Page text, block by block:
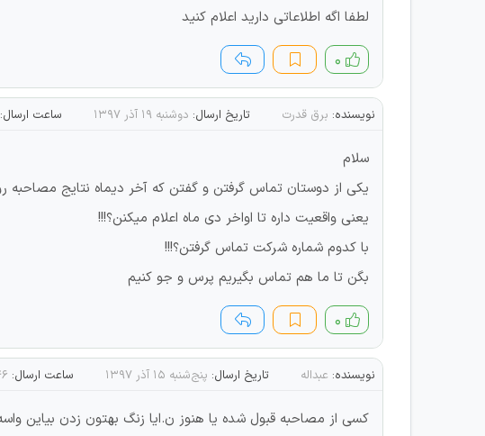
لطفا اگه اطلاعاتی دارید اعلام کنید
۰
نویسنده: برق قدرت تاریخ ارسال: دوشنبه ۱۹ آذر ۱۳۹۷ ساعت ارسال:
سلام
یکی از دوستان تماس گرفتن و گفتن که آخر دیماه نتایج مصاحبه
یعنی واقعیت داره تا اواخر دی ماه اعلام میکنن؟!!!
با کدوم شماره شرکت تماس گرفتن؟!!!
بگن تا ما هم تماس بگیریم پرس و جو کنیم
۰
نویسنده: عبداله تاریخ ارسال: پنج‌شنبه ۱۵ آذر ۱۳۹۷ ساعت ارسال:
کسی از مصاحبه قبول شده یا هنوز ن.ایا زنگ بهتون زدن بیاین